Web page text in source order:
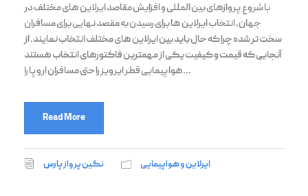
با شروع پروازهای بین المللی و افزایش مقاصد ایرلاین های مختلف در
جهان، انتخاب ایرلاین ها برای رسیدن به مقصد نهایی برای مسافران
سخت تر شده چرا که حال باید بین ایرلاین های مختلف انتخاب نمایند. از
آنجایی که قیمت و کیفیت یکی از مهمترین فاکتورهای انتخاب هستند
هواپیمایی قطر ایرویز راحتی مسافران اروپا را...
Read More
نگین پرواز پارس ایرلاین و هواپیمایی